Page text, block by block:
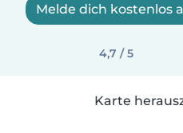
Melde dich kostenlos
4,7 / 5
Karte